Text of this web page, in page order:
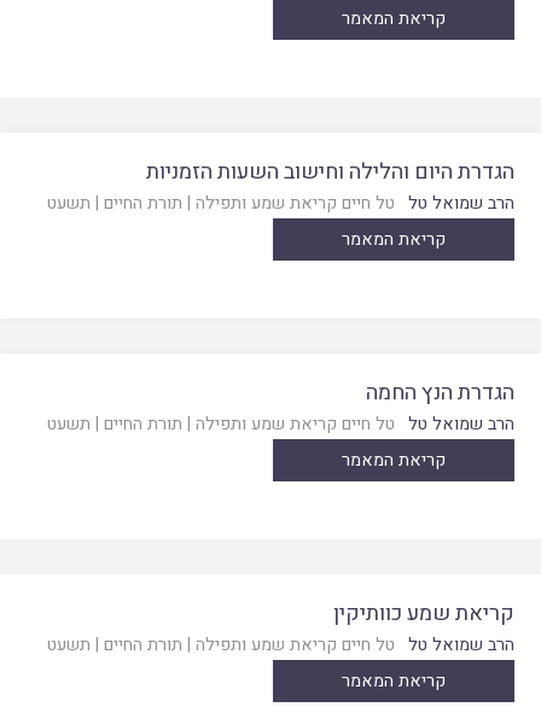
קריאת המאמר
הגדרת היום והלילה וחישוב השעות הזמניות
הרב שמואל טל טל חיים קריאת שמע ותפילה | תורת החיים | תשעט
קריאת המאמר
הגדרת הנץ החמה
הרב שמואל טל טל חיים קריאת שמע ותפילה | תורת החיים | תשעט
קריאת המאמר
קריאת שמע כוותיקין
הרב שמואל טל טל חיים קריאת שמע ותפילה | תורת החיים | תשעט
קריאת המאמר